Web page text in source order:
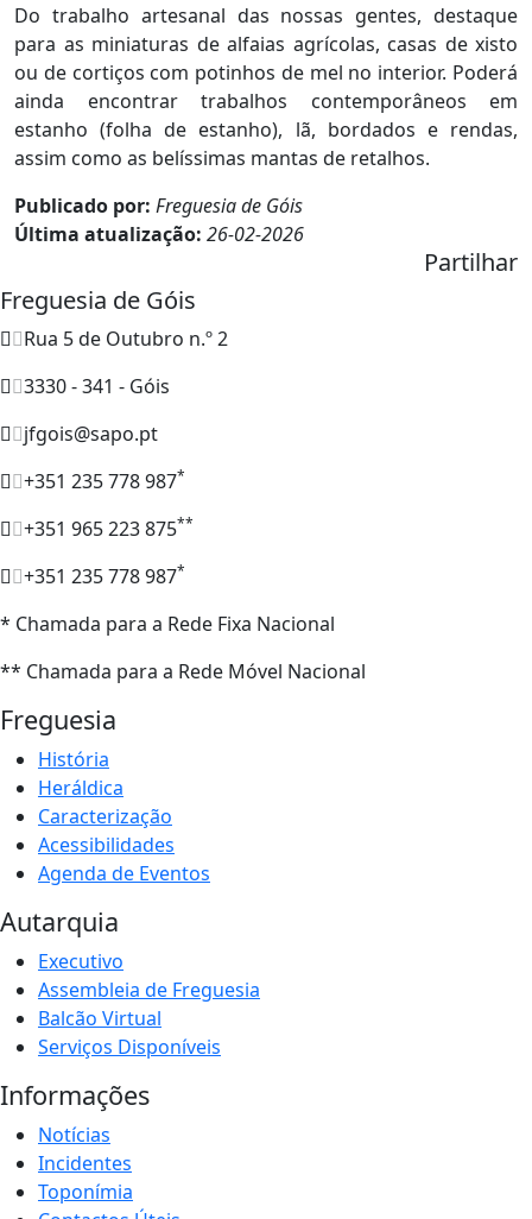
Do trabalho artesanal das nossas gentes, destaque
para as miniaturas de alfaias agrícolas, casas de xisto
ou de cortiços com potinhos de mel no interior. Poderá
ainda encontrar trabalhos contemporâneos em
estanho (folha de estanho), lã, bordados e rendas,
assim como as belíssimas mantas de retalhos.
Publicado por: Freguesia de Góis
Última atualização: 26-02-2026
Partilhar
Freguesia de Góis
Rua 5 de Outubro n.º 2
3330 - 341 - Góis
jfgois@sapo.pt
+351 235 778 987*
+351 965 223 875**
+351 235 778 987*
* Chamada para a Rede Fixa Nacional
** Chamada para a Rede Móvel Nacional
Freguesia
História
Heráldica
Caracterização
Acessibilidades
Agenda de Eventos
Autarquia
Executivo
Assembleia de Freguesia
Balcão Virtual
Serviços Disponíveis
Informações
Notícias
Incidentes
Toponímia